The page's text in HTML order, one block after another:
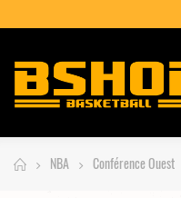
NBA Conférence Ouest